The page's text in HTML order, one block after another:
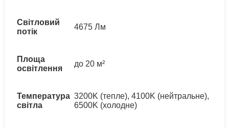
Світловий
потік
4675 Лм
Площа
освітлення
до 20 м²
Температура
світла
3200K (тепле), 4100K (нейтральне),
6500K (холодне)